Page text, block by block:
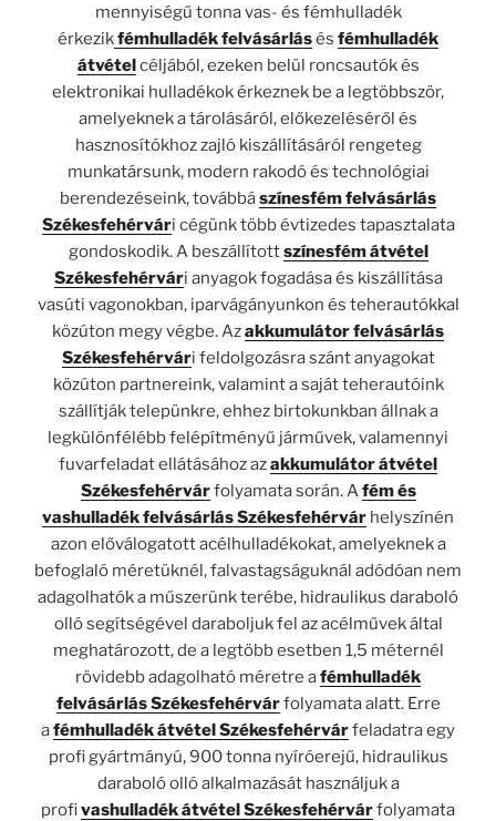
mennyiségű tonna vas- és fémhulladék
érkezikfémhulladék felvásárlásés fémhulladék
átvételcéljából, ezeken belül roncsautók és
elektronikai hulladékok érkeznek be a legtöbbször,
amelyeknek a tárolásáról, előkezeléséről és
hasznosítókhoz zajló kiszállításáról rengeteg
munkatársunk, modern rakodó és technológiai
berendezéseink, továbbászínesfém felvásárlás
Székesfehérvári cégünk több évtizedes tapasztalata
gondoskodik. A beszállítottszínesfém átvétel
Székesfehérvári anyagok fogadása és kiszállítása
vasúti vagonokban, iparvágányunkon és teherautókkal
közúton megy végbe. Azakkumulátor felvásárlás
Székesfehérvári feldolgozásra szánt anyagokat
közúton partnereink, valamint a saját teherautóink
szállítják telepünkre, ehhez birtokunkban állnak a
legkülönfélébb felépítményű járművek, valamennyi
fuvarfeladat ellátásához azakkumulátor átvétel
Székesfehérvárfolyamata során. Afém és
vashulladék felvásárlás Székesfehérvár helyszínén
azon előválogatott acélhulladékokat, amelyeknek a
befoglaló méretüknél, falvastagságuknál adódóan nem
adagolhatók a műszerünk terébe, hidraulikus daraboló
olló segítségével daraboljuk fel az acélművek által
meghatározott, de a legtöbb esetben 1,5 méternél
rövidebb adagolható méretre afémhulladék
felvásárlás Székesfehérvárfolyamata alatt. Erre
afémhulladék átvétel Székesfehérvárfeladatra egy
profi gyártmányú, 900 tonna nyíróerejű, hidraulikus
daraboló olló alkalmazását használjuk a
profivashulladék átvétel Székesfehérvárfolyamata